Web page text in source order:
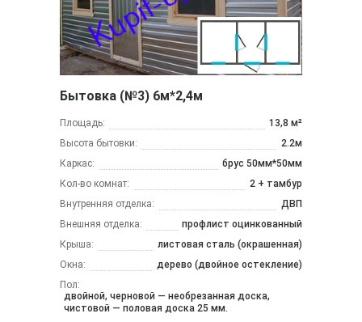
Бытовка (№3) 6м*2,4м
Площадь:
13,8 м²
Высота бытовки:
2.2м
Каркас:
брус 50мм*50мм
Кол-во комнат:
2 + тамбур
Внутренняя отделка:
ДВП
Внешняя отделка:
профлист оцинкованный
Крыша:
листовая сталь (окрашенная)
Окна:
дерево (двойное остекление)
Пол:
двойной, черновой — необрезанная доска,
чистовой — половая доска 25 мм.